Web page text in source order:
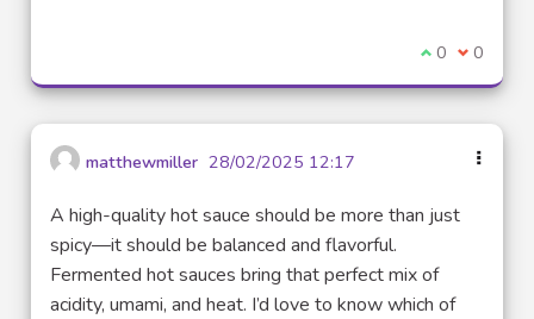
Je suis
0 Je ne
0
matthewmiller 28/02/2025 12:17
A high-quality hot sauce should be more than just
spicy—it should be balanced and flavorful.
Fermented hot sauces bring that perfect mix of
acidity, umami, and heat. I’d love to know which of